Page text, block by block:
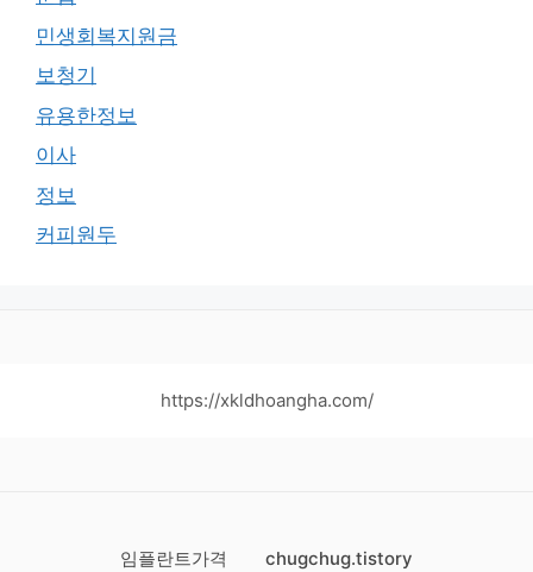
민생회복지원금
보청기
유용한정보
이사
정보
커피원두
https://xkldhoangha.com/
임플란트가격 chugchug.tistory